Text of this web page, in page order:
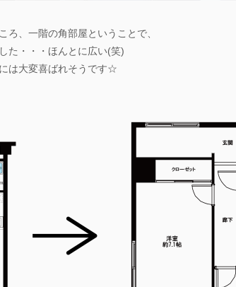
ろ、一階の角部屋ということで、
た・・・ほんとに広い(笑)
は大変喜ばれそうです☆